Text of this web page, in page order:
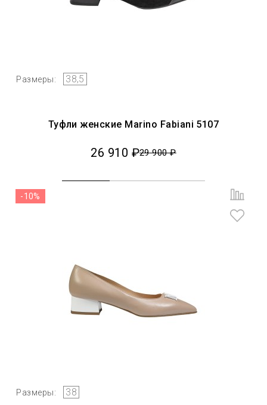
Размеры: 38,5
Туфли женские Marino Fabiani 5107
26 910 ₽29 900 ₽
Размеры: 38
-10%